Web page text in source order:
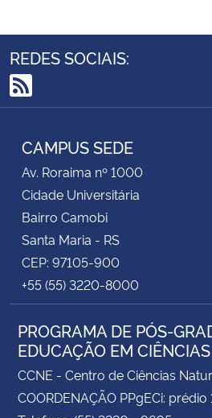
REDES SOCIAIS:
RSS
CAMPUS SEDE
Av. Roraima nº 1000
Cidade Universitária
Bairro Camobi
Santa Maria - RS
CEP: 97105-900
+55 (55) 3220-8000
PROGRAMA DE PÓS-
EDUCAÇÃO EM CIÊNCIAS
CCNE - Centro de Ciências
COORDENAÇÃO PPgECi: prédio